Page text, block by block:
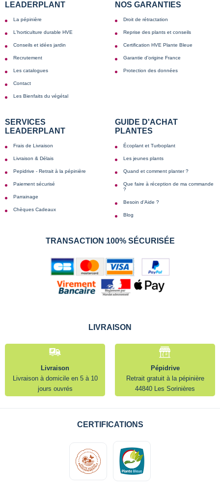
LEADERPLANT
La pépinière
L'horticulture durable HVE
Conseils et idées jardin
Recrutement
Les catalogues
Contact
Les Bienfaits du végétal
NOS GARANTIES
Droit de rétractation
Reprise des plants et conseils
Certification HVE Plante Bleue
Garantie d'origine France
Protection des données
SERVICES
LEADERPLANT
Frais de Livraison
Livraison & Délais
Pepidrive - Retrait à la pépinière
Paiement sécurisé
Parrainage
Chèques Cadeaux
GUIDE D'ACHAT
PLANTES
Écoplant et Turboplant
Les jeunes plants
Quand et comment planter ?
Que faire à réception de ma commande
?
Besoin d'Aide ?
Blog
TRANSACTION 100% SÉCURISÉE
LIVRAISON
Livraison
Livraison à domicile en 5 à 10
jours ouvrés
Pépidrive
Retrait gratuit à la pépinière
44840 Les Sorinières
CERTIFICATIONS